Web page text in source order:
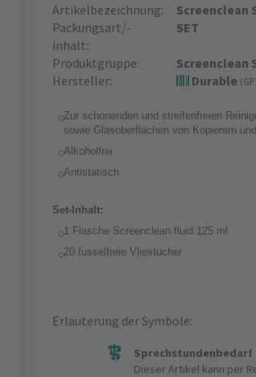
Artikelbezeichnung:
Screenclean
Packungsart/-
inhalt:
SET
Produktgruppe:
Screenclean
Hersteller:
Durable
Zur schonenden und streifenfreien
sowie Glasoberflächen von Kopierern
Alkoholfrei
Antistatisch
Set-Inhalt:
1 Flasche Screenclean fluid 125 ml
20 fusselfreie Vliestücher
Erläuterung der Symbole:
Sprechstundenbedarf
Dieser Artikel kann per